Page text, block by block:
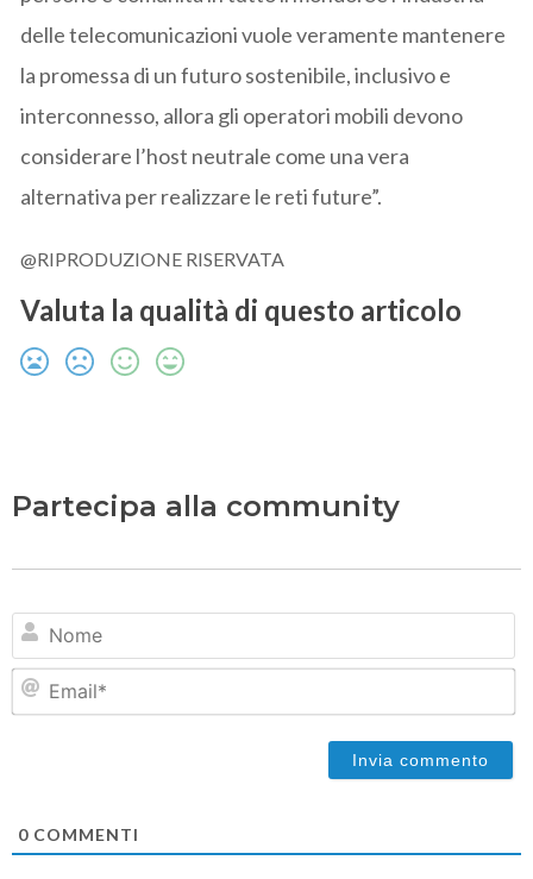
delle telecomunicazioni vuole veramente mantenere
la promessa di un futuro sostenibile, inclusivo e
interconnesso, allora gli operatori mobili devono
considerare l’host neutrale come una vera
alternativa per realizzare le reti future”.
@RIPRODUZIONE RISERVATA
Valuta la qualità di questo articolo
Partecipa alla community
0 COMMENTI